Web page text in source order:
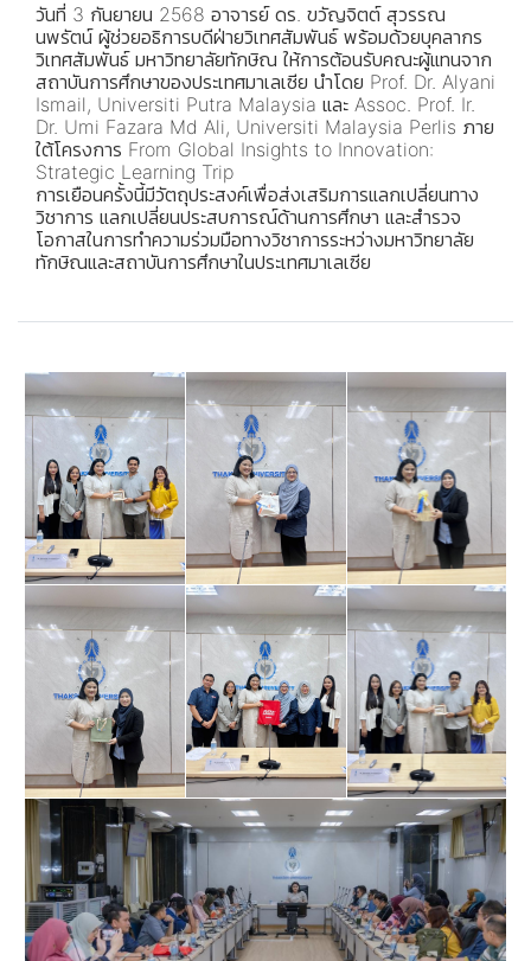
วันที่ 3 กันยายน 2568 อาจารย์ ดร. ขวัญจิตต์ สุวรรณ
นพรัตน์ ผู้ช่วยอธิการบดีฝ่ายวิเทศสัมพันธ์ พร้อมด้วยบุคลากร
วิเทศสัมพันธ์ มหาวิทยาลัยทักษิณ ให้การต้อนรับคณะผู้แทนจาก
สถาบันการศึกษาของประเทศมาเลเซีย นำโดย Prof. Dr. Alyani
Ismail, Universiti Putra Malaysia และ Assoc. Prof. Ir.
Dr. Umi Fazara Md Ali, Universiti Malaysia Perlis ภาย
ใต้โครงการ From Global Insights to Innovation:
Strategic Learning Trip
การเยือนครั้งนี้มีวัตถุประสงค์เพื่อส่งเสริมการแลกเปลี่ยนทาง
วิชาการ แลกเปลี่ยนประสบการณ์ด้านการศึกษา และสำรวจ
โอกาสในการทำความร่วมมือทางวิชาการระหว่างมหาวิทยาลัย
ทักษิณและสถาบันการศึกษาในประเทศมาเลเซีย